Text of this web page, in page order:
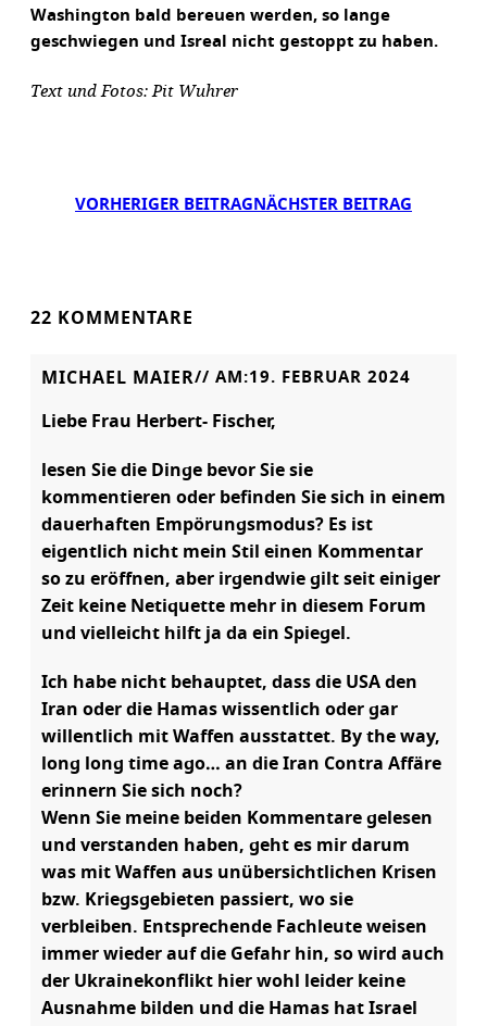
Washington bald bereuen werden, so lange
geschwiegen und Isreal nicht gestoppt zu haben.
Text und Fotos: Pit Wuhrer
VORHERIGER BEITRAG NÄCHSTER BEITRAG
22 KOMMENTARE
MICHAEL MAIER// AM:19. FEBRUAR 2024
Liebe Frau Herbert- Fischer,
lesen Sie die Dinge bevor Sie sie
kommentieren oder befinden Sie sich in einem
dauerhaften Empörungsmodus? Es ist
eigentlich nicht mein Stil einen Kommentar
so zu eröffnen, aber irgendwie gilt seit einiger
Zeit keine Netiquette mehr in diesem Forum
und vielleicht hilft ja da ein Spiegel.
Ich habe nicht behauptet, dass die USA den
Iran oder die Hamas wissentlich oder gar
willentlich mit Waffen ausstattet. By the way,
long long time ago… an die Iran Contra Affäre
erinnern Sie sich noch?
Wenn Sie meine beiden Kommentare gelesen
und verstanden haben, geht es mir darum
was mit Waffen aus unübersichtlichen Krisen
bzw. Kriegsgebieten passiert, wo sie
verbleiben. Entsprechende Fachleute weisen
immer wieder auf die Gefahr hin, so wird auch
der Ukrainekonflikt hier wohl leider keine
Ausnahme bilden und die Hamas hat Israel